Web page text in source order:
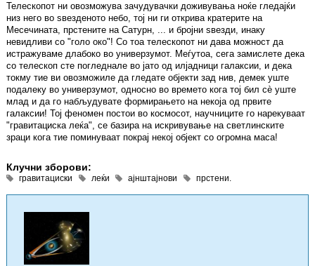
Телескопот ни овозможува зачудувачки доживувања ноќе гледајќи
низ него во ѕвезденото небо, тој ни ги открива кратерите на
Месечината, прстените на Сатурн, ... и бројни ѕвезди, инаку
невидливи со "голо око"! Со тоа телескопот ни дава можност да
истражуваме длабоко во универзумот. Меѓутоа, сега замислете дека
со телескоп сте погледнале во јато од илјадници галаксии, и дека
токму тие ви овозможиле да гледате објекти зад нив, демек уште
подалеку во универзумот, односно во времето кога тој бил сè уште
млад и да го набљудувате формирањето на некоја од првите
галаксии! Тој феномен постои во космосот, научниците го нарекуваат
"гравитациска леќа", се базира на искривување на светлинските
зраци кога тие поминуваат покрај некој објект со огромна маса!
Клучни зборови:
гравитациски леќи ајнштајнови прстени.